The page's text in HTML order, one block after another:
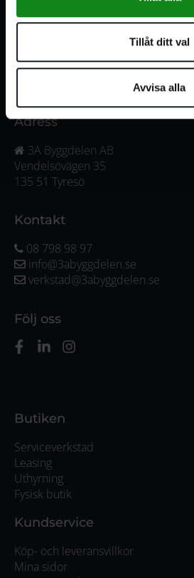
Tillåt ditt val
Avvisa alla
Måndag-Torsdag:
Adress
3A Byggdelen AB
Vendelsövägen 35
135 51 Tyresö
Kontakt
08 798 98 97
info@3abyggdelen.se
verkstad@3abyggdelen.se
Följ oss
Butiken
Serviceverkstad
Leasing
Uthyrning
Fysisk butik
Kundservice
Köp- och leveransvillkor
Mina sidor